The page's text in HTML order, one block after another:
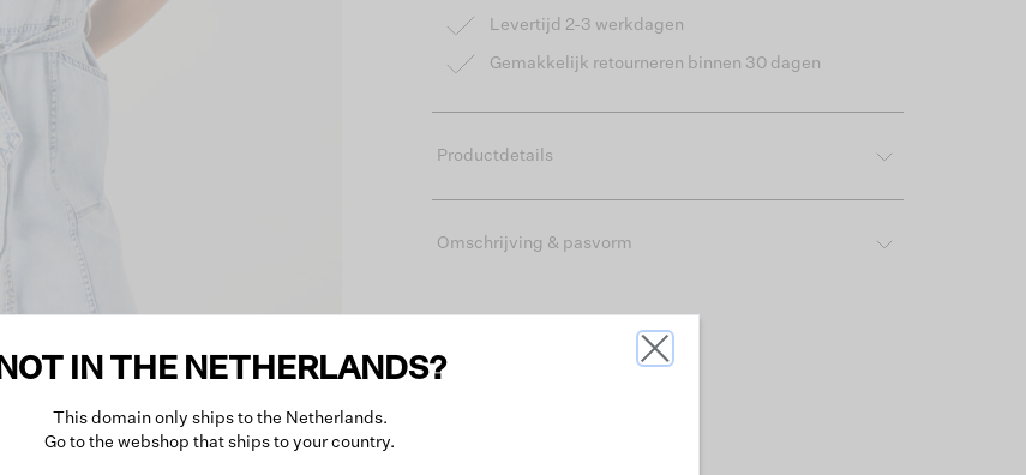
Levertijd 2-3 werkdagen
Gemakkelijk retourneren binnen 30 dagen
Productdetails
Omschrijving & pasvorm
NOT IN THE NETHERLANDS?
This domain only ships to the Netherlands.
Go to the webshop that ships to your country.